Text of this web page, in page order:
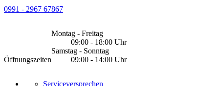
0991 - 2967 67867
Öffnungszeiten
Montag - Freitag
09:00 - 18:00 Uhr
Samstag - Sonntag
09:00 - 14:00 Uhr
Serviceversprechen